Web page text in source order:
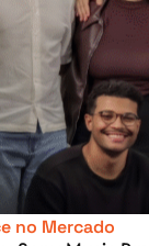
no Mercado